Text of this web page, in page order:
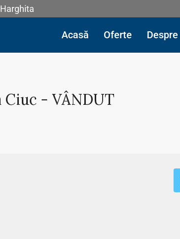
Acasă Oferte
Ciuc - VÂNDUT